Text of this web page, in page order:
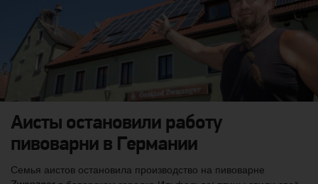
Аисты остановили работу
пивоварни в Германии
Семья аистов остановила производство на пивоварне